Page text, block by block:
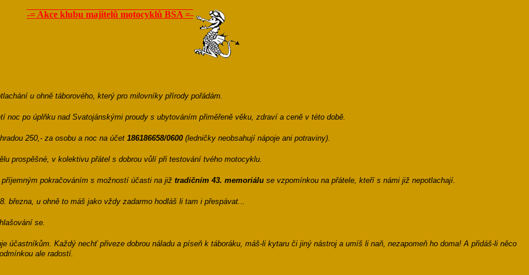
-= Akce klubu majitelů motocyklů BSA =-
u ohně táborového, který pro milovníky přírody pořádám.
noc po úplňku nad Svatojánskými proudy s ubytováním přiměřeně věku, zdraví a ceně v této době.
250,- za osobu a noc na účet 186186658/0600 (ledničky neobsahují nápoje ani potraviny).
prospěšné, v kolektivu přátel s dobrou vůlí při testování tvého motocyklu.
pokračováním s možností účasti na již tradičním 43. memoriálu se vzpomínkou na přátele, kteří s námi již nepotlachají.
března, u ohně to máš jako vždy zadarmo hodláš li tam i přespávat...
se.
účastníkům. Každý nechť přiveze dobrou náladu a píseň k táboráku, máš-li kytaru či jiný nástroj a umíš li naň, nezapomeň ho doma! A přidáš-li něco
ale radostí.